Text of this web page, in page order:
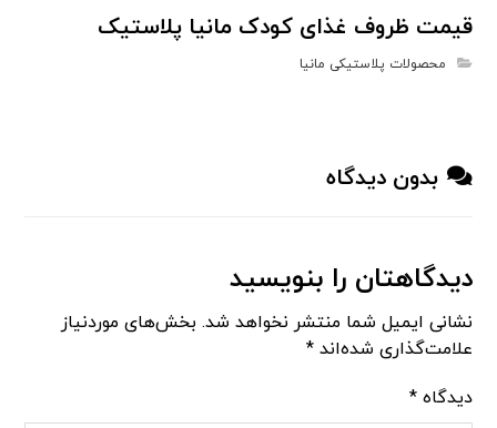
قیمت ظروف غذای کودک مانیا پلاستیک
محصولات پلاستیکی مانیا
بدون دیدگاه
دیدگاهتان را بنویسید
نشانی ایمیل شما منتشر نخواهد شد. بخش‌های موردنیاز
علامت‌گذاری شده‌اند*
دیدگاه*